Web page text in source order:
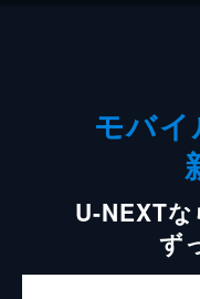
モバ
U-NEXT
ず